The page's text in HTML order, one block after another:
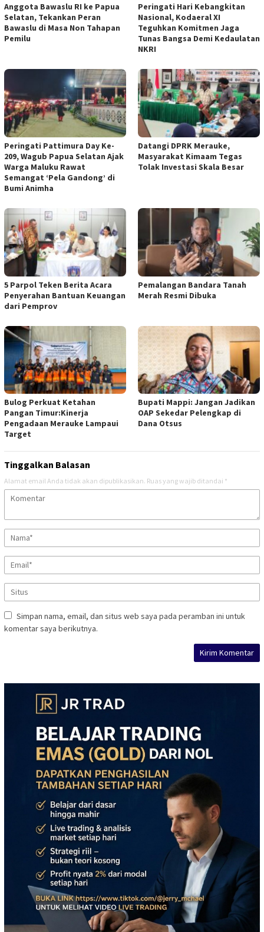
Anggota Bawaslu RI ke Papua
Selatan, Tekankan Peran
Bawaslu di Masa Non Tahapan
Pemilu
Peringati Hari Kebangkitan
Nasional, Kodaeral XI
Teguhkan Komitmen Jaga
Tunas Bangsa Demi Kedaulatan
NKRI
Peringati Pattimura Day Ke-
209, Wagub Papua Selatan Ajak
Warga Maluku Rawat
Semangat ‘Pela Gandong’ di
Bumi Animha
Datangi DPRK Merauke,
Masyarakat Kimaam Tegas
Tolak Investasi Skala Besar
5 Parpol Teken Berita Acara
Penyerahan Bantuan Keuangan
dari Pemprov
Pemalangan Bandara Tanah
Merah Resmi Dibuka
Bulog Perkuat Ketahan
Pangan Timur:Kinerja
Pengadaan Merauke Lampaui
Target
Bupati Mappi: Jangan Jadikan
OAP Sekedar Pelengkap di
Dana Otsus
Tinggalkan Balasan
Alamat email Anda tidak akan dipublikasikan. Ruas yang wajib ditandai *
Simpan nama, email, dan situs web saya pada peramban ini untuk
komentar saya berikutnya.